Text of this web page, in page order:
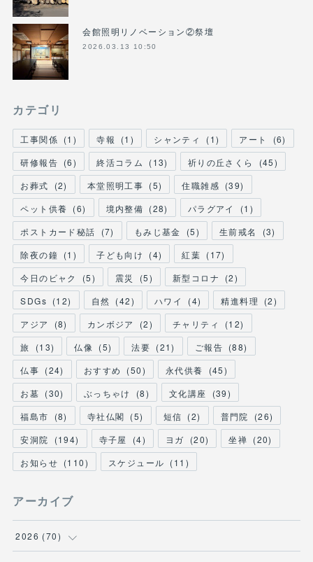
会館照明リノベーション②祭壇
2026.03.13 10:50
カテゴリ
工事関係 (1 ) 寺報 (1 ) シャンティ (1) アート (6)
研修報告 (6) 終活コラム (13) 祈りの丘さくら (45)
お葬式
(2) 本堂照明工事 (5) 住職雑感 (39)
ペット供養 (6) 境内整備 (28) パラグアイ (1 )
ポストカード秘話
(7) もみじ基金 (5) 生前戒名 (3)
除夜の鐘 (1 ) 子ども向け (4) 紅葉 (17)
今日のビャク
(5) 震災 (5) 新型コロナ (2)
SDGs (12) 自然 (42) ハワイ (4) 精進料理 (2)
アジア
(8) カンボジア (2) チャリティ (12)
旅
(13) 仏像 (5) 法要 (21) ご報告 (88)
仏事 (24) おすすめ (50) 永代供養 (45)
お墓 (30) ぶっちゃけ (8) 文化講座 (39)
福島市
(8) 寺社仏閣 (5) 短信 (2) 普門院 (26)
安洞院
(194) 寺子屋 (4) ヨガ (20) 坐禅 (20)
お知らせ (110) スケジュール (11 )
アーカイブ
2026 (70)